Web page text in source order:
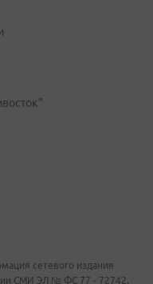
сетевого издания
СМИ ЭЛ № ФС 77 - 72742,